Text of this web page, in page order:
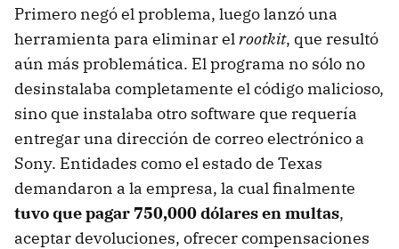
Primero negó el problema, luego lanzó una
herramienta para eliminar el rootkit, que resultó
aún más problemática. El programa no sólo no
desinstalaba completamente el código malicioso,
sino que instalaba otro software que requería
entregar una dirección de correo electrónico a
Sony. Entidades como el estado de Texas
demandaron a la empresa, la cual finalmente
tuvo que pagar 750,000 dólares en multas,
aceptar devoluciones, ofrecer compensaciones